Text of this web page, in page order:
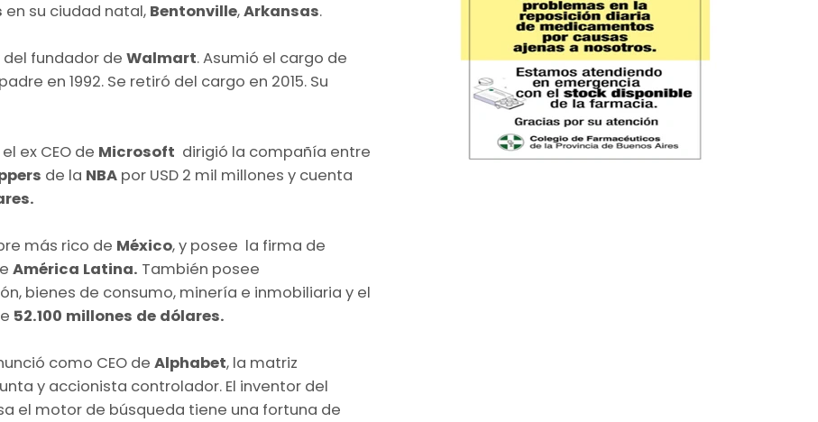
en su ciudad natal, Bentonville,Arkansas.
del fundador de Walmart. Asumió el cargo de
en 1992. Se retiró del cargo en 2015. Su
ex CEO de Microsoft dirigió la compañía entre
de la NBA por USD 2 mil millones y cuenta
más rico de México, y posee la firma de
América Latina. También posee
bienes de consumo, minería e inmobiliaria y el
52.100 millones de dólares.
como CEO de Alphabet, la matriz
y accionista controlador. El inventor del
el motor de búsqueda tiene una fortuna de